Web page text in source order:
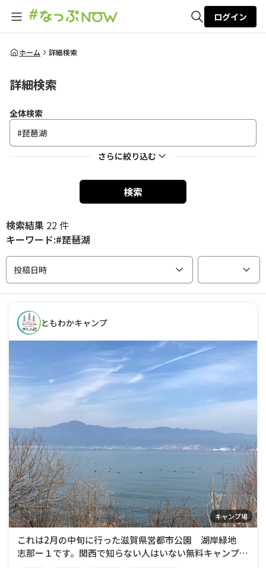
全体検索
ログイン
ホーム 詳細検索
詳細検索
全体検索
さらに絞り込む
検索
検索結果 22 件
キーワード:#琵琶湖
投稿日時
ともわかキャンプ
キャンプ場
これは2月の中旬に行った滋賀県営都市公園 湖岸緑地
志那ー１です。関西で知らない人はいない無料キャンプ場